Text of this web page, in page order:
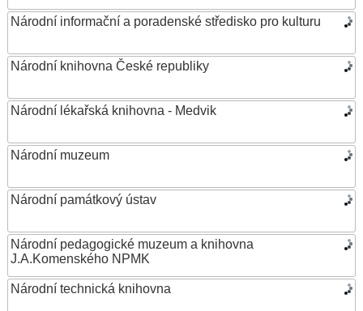
Národní informační a poradenské středisko pro kulturu
Národní knihovna České republiky
Národní lékařská knihovna - Medvik
Národní muzeum
Národní památkový ústav
Národní pedagogické muzeum a knihovna
J.A.Komenského NPMK
Národní technická knihovna